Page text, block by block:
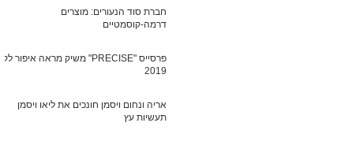
חברת סוד הנעורים: מוצרים
דרמה-קוסמטיים
פרסייס "PRECISE" משיק מראה איפור לקיץ
2019
אריה ונחום ויסמן חונכים את ליאו ויסמן
תעשיות עץ